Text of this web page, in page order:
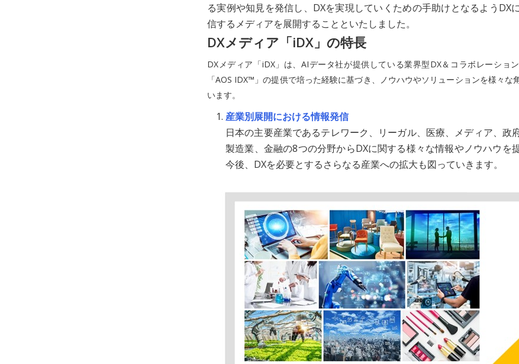
る実例や知見を発信し、DXを実現していくための手助けとなるようDX
信するメディアを展開することといたしました。
DXメディア「iDX」の特長
DXメディア「iDX」は、AIデータ社が提供している業界型DX＆コラボレーショ
「AOS IDX™」の提供で培った経験に基づき、ノウハウやソリューションを様々な
います。
産業別展開における情報発信
日本の主要産業であるテレワーク、リーガル、医療、メディア、政
製造業、金融の8つの分野からDXに関する様々な情報やノウハウを
今後、DXを必要とするさらなる産業への拡大も図っていきます。